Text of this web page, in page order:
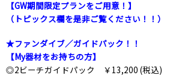
【GW期間限定プランをご用意！】
（トピックス欄を是非ご覧ください！！）
★ファンダイブ／ガイドパック！！
【My器材をお持ちの方】
◎2ビーチガイドパック ￥13,200 (税込)